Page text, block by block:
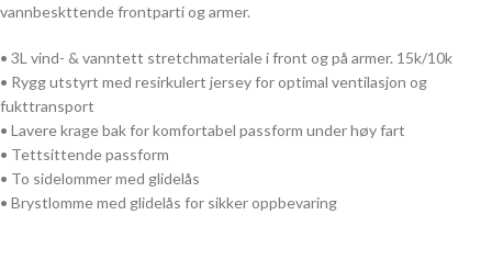
vannbeskttende frontparti og armer.
• 3L vind- & vanntett stretchmateriale i front og på armer. 15k/10k
• Rygg utstyrt med resirkulert jersey for optimal ventilasjon og
fukttransport
• Lavere krage bak for komfortabel passform under høy fart
• Tettsittende passform
• To sidelommer med glidelås
• Brystlomme med glidelås for sikker oppbevaring